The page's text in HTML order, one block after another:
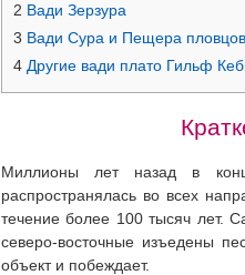
2 Вади Зерзура
3 Вади Сура и Пещера пловцов
4Другие вади плато Гильф
Миллионы лет назад в
распространялась во всех
течение более 100 тысяч лет.
северо-восточные изъедены
объект и побеждает.